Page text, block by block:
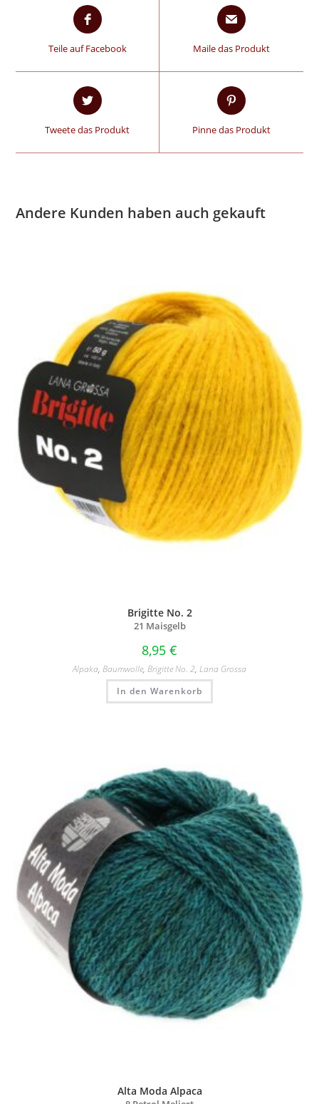
Teile auf Facebook Maile das Produkt
Tweete das Produkt Pinne das Produkt
Andere Kunden haben auch gekauft
Brigitte No. 2
21 Maisgelb
8,95 €
Alpaka, Baumwolle, Brigitte No. 2, Lana Grossa
In den Warenkorb
Alta Moda Alpaca